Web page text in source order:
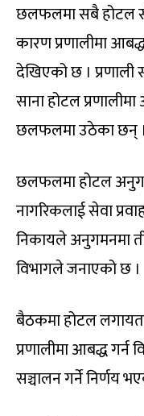
छलफलमा सबै होटल
कारण प्रणालीमा
देखिएको छ ।
साना होटल
छलफलमा उठेका छन् ।
छलफलमा होटल
नागरिकलाई सेवा
निकायले अनुगमनमा
विभागले जनाएको छ ।
बैठकमा होटल लगायत
प्रणालीमा आबद्ध गर्न
सञ्चालन गर्ने निर्णय